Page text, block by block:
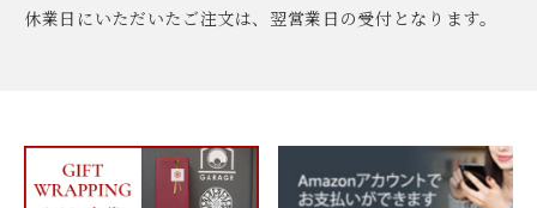
休業日にいただいたご注文は、翌営業日の受付となります。